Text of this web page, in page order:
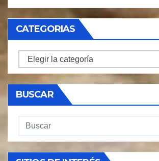
CATEGORIAS
CATEGORIAS
BUSCAR